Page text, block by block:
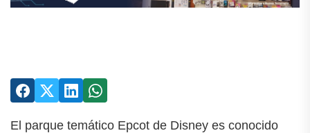
El parque temático Epcot de Disney es conocido